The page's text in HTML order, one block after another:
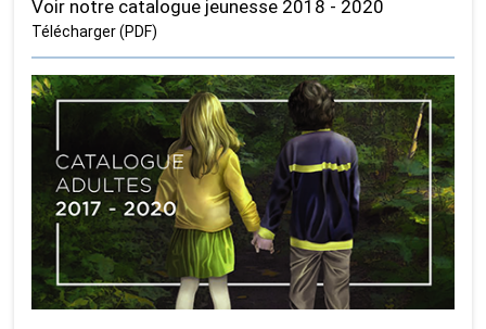
Voir notre catalogue jeunesse 2018 - 2020
Télécharger (PDF)